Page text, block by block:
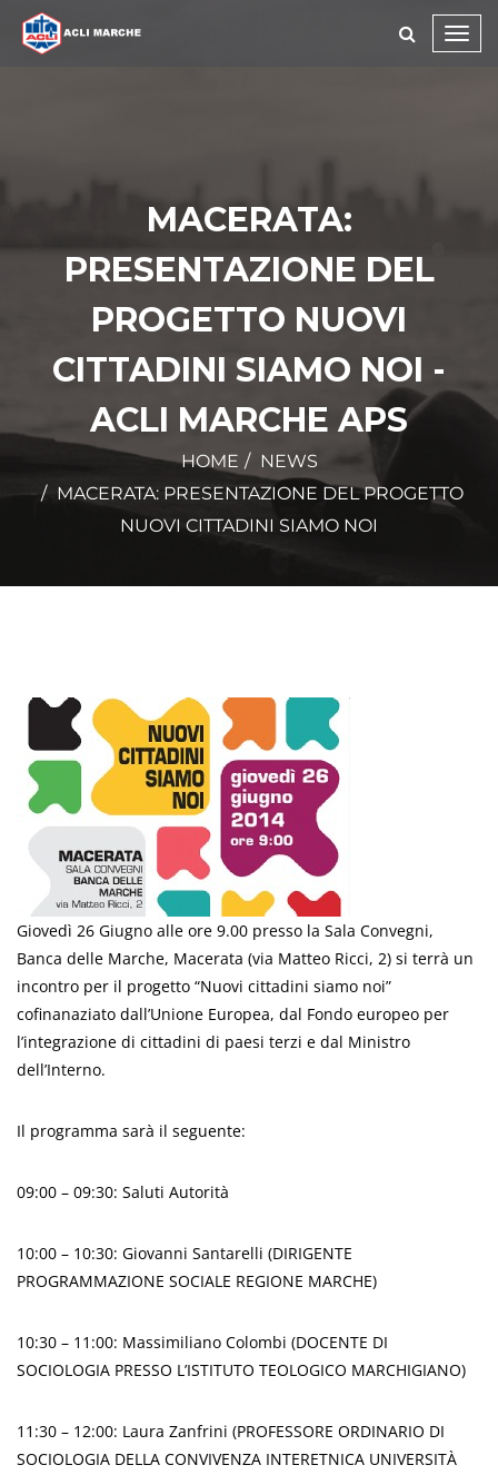
MACERATA:
PRESENTAZIONE DEL
PROGETTO NUOVI
CITTADINI SIAMO NOI -
ACLI MARCHE APS
HOME
NEWS
MACERATA: PRESENTAZIONE DEL PROGETTO
NUOVI CITTADINI SIAMO NOI
Giovedì 26 Giugno alle ore 9.00 presso la Sala Convegni,
Banca delle Marche, Macerata (via Matteo Ricci, 2) si terrà un
incontro per il progetto “Nuovi cittadini siamo noi”
cofinanaziato dall’Unione Europea, dal Fondo europeo per
l’integrazione di cittadini di paesi terzi e dal Ministro
dell’Interno.
Il programma sarà il seguente:
09:00 – 09:30: Saluti Autorità
10:00 – 10:30: Giovanni Santarelli (DIRIGENTE
PROGRAMMAZIONE SOCIALE REGIONE MARCHE)
10:30 – 11:00: Massimiliano Colombi (DOCENTE DI
SOCIOLOGIA PRESSO L’ISTITUTO TEOLOGICO MARCHIGIANO)
11:30 – 12:00: Laura Zanfrini (PROFESSORE ORDINARIO DI
SOCIOLOGIA DELLA CONVIVENZA INTERETNICA UNIVERSITÀ